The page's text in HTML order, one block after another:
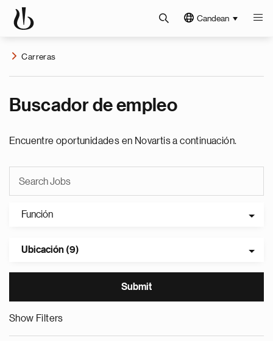
Candean
Carreras
Buscador de empleo
Encuentre oportunidades en Novartis a continuación.
Función
Ubicación (9)
Show Filters